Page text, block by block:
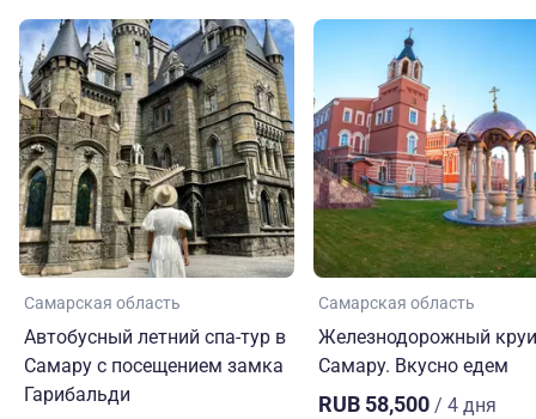
Самарская область
Автобусный летний спа-тур в
Самару с посещением замка
Гарибальди
Самарская область
Железнодорожный
Самару. Вкусно едем
RUB 58,500 / 4 дня